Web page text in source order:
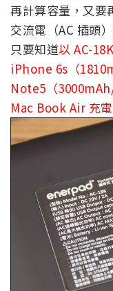
再計算容量，又要
交流電（AC 插頭
只要知道以 AC-
iPhone 6s（
Note5（
Mac Book Air 充